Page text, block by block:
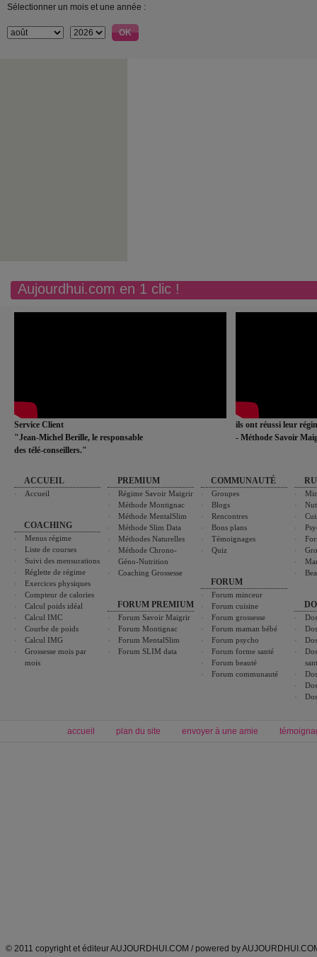
Sélectionner un mois et une année :
Aujourdhui.com en 1 clic !
Service Client
"Jean-Michel Berille, le responsable
des télé-conseillers."
ils ont réussi leur
- Méthode Savoir
ACCUEIL
Accueil
COACHING
Menus régime
Liste de courses
Suivi des mensurations
Réglette de régime
Exercices physiques
Compteur de calories
Calcul poids idéal
Calcul IMC
Courbe de poids
Calcul IMG
Grossesse mois par
mois
PREMIUM
Régime Savoir Maigrir
Méthode Montignac
Méthode MentalSlim
Méthode Slim Data
Méthodes Naturelles
Méthode Chrono-
Géno-Nutrition
Coaching Grossesse
FORUM PREMIUM
Forum Savoir Maigrir
Forum Montignac
Forum MentalSlim
Forum SLIM data
COMMUNAUTÉ
Groupes
Blogs
Rencontres
Bons plans
Témoignages
Quiz
FORUM
Forum minceur
Forum cuisine
Forum grossesse
Forum maman bébé
Forum psycho
Forum forme santé
Forum beauté
Forum communauté
accueil plan du site envoyer à une amie
© 2011 copyright et éditeur AUJOURDHUI.COM / powered by